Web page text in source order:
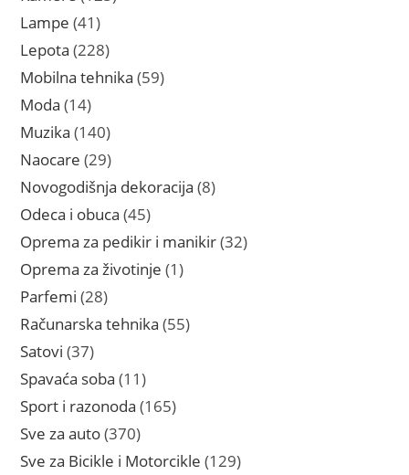
Lampe 4141
proizvod
Lepota 228228
proizvoda
Mobilna tehnika 5959
Moda 1414
proizvoda
Muzika 140140
proizvoda
Naocare 2929
proizvoda
Novogodišnja dekoracija 88
Odeca i obuca 4545
proizvoda
Oprema za pedikir i manikir 3232
Oprema za životinje 11
Parfemi 2828
proizvoda
Računarska tehnika 5555
Satovi 3737
proizvoda
Spavaća soba 1111
proizvoda
Sport i razonoda 165165
Sve za auto 370370
proizvoda
Sve za Bicikle i Motorcikle 129129